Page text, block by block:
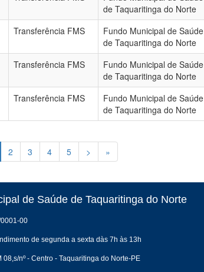
de Taquaritinga do Norte
Transferência FMS
Fundo Municipal de Saúde
de Taquaritinga do Norte
Transferência FMS
Fundo Municipal de Saúde
de Taquaritinga do Norte
Transferência FMS
Fundo Municipal de Saúde
de Taquaritinga do Norte
2 3 4 5 > »
de Saúde de Taquaritinga do Norte
00
de segunda a sexta dàs 7h às 13h
nº - Centro - Taquaritinga do Norte-PE